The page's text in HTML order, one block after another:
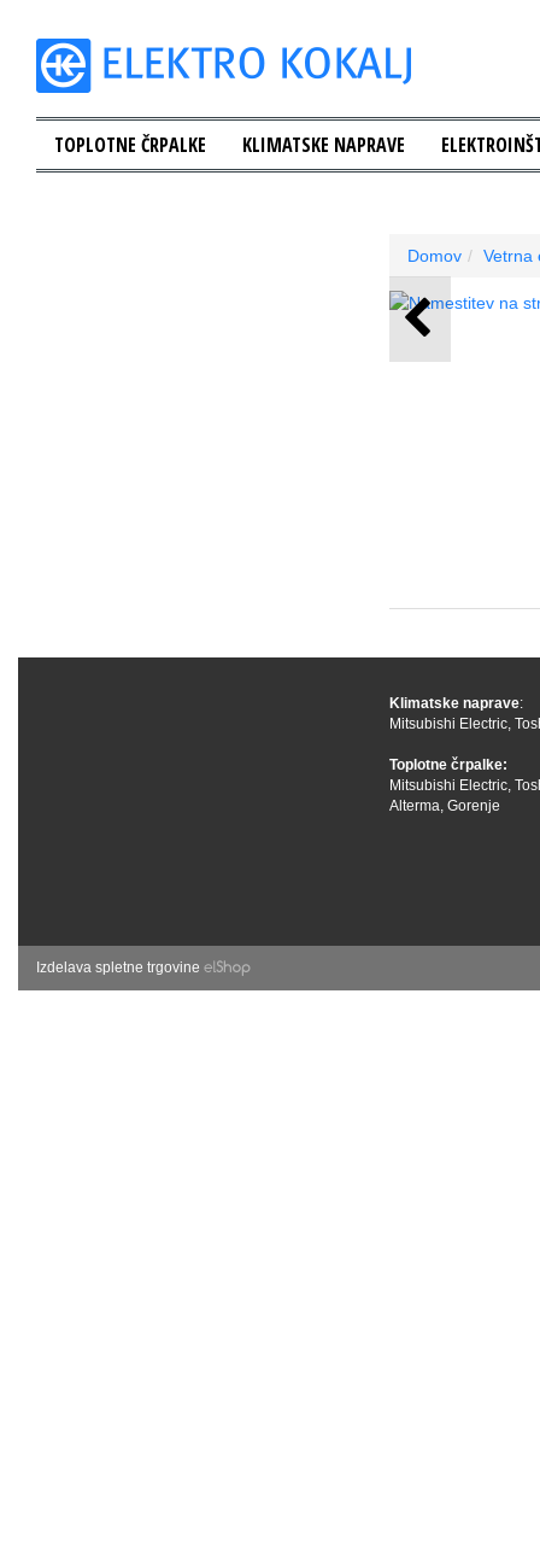
TOPLOTNE ČRPALKE KLIMATSKE NAPRAVE
Domov Vetrna
Klimatske naprave:
Mitsubishi Electric,
Toplotne črpalke:
Mitsubishi Electric,
Alterma, Gorenje
Izdelava spletne trgovine